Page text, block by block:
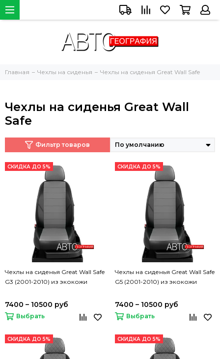
Главная Чехлы на сиденья Чехлы на сиденья Great Wall Safe
Чехлы на сиденья Great Wall
Safe
Фильтр товаров
СКИДКА ДО 5%
Чехлы на сиденья Great Wall Safe
G3 (2001-2010) из экокожи
7400 – 10500 руб
Выбрать
СКИДКА ДО 5%
Чехлы на сиденья Great Wall Safe
G5 (2001-2010) из экокожи
7400 – 10500 руб
Выбрать
СКИДКА ДО 5% СКИДКА ДО 5%